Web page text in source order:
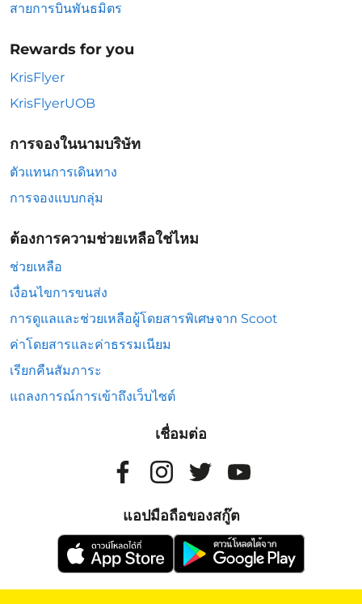
สายการบินพันธมิตร
Rewards for you
KrisFlyer
KrisFlyerUOB
การจองในนามบริษัท
ตัวแทนการเดินทาง
การจองแบบกลุ่ม
ต้องการความช่วยเหลือใช่ไหม
ช่วยเหลือ
เงื่อนไขการขนส่ง
การดูแลและช่วยเหลือผู้โดยสารพิเศษจาก Scoot
ค่าโดยสารและค่าธรรมเนียม
เรียกคืนสัมภาระ
แถลงการณ์การเข้าถึงเว็บไซต์
เชื่อมต่อ
แอปมือถือของสกู๊ต